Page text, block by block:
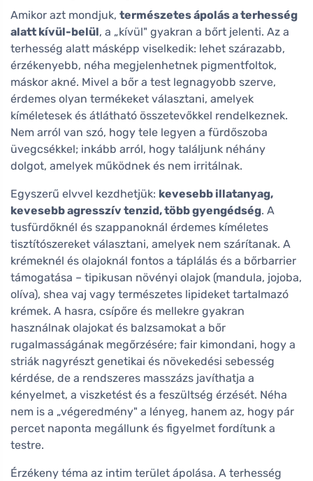
Amikor azt mondjuk, természetes ápolás a terhesség
alatt kívül-belül, a „kívül" gyakran a bőrt jelenti. Az a
terhesség alatt másképp viselkedik: lehet szárazabb,
érzékenyebb, néha megjelenhetnek pigmentfoltok,
máskor akné. Mivel a bőr a test legnagyobb szerve,
érdemes olyan termékeket választani, amelyek
kíméletesek és átlátható összetevőkkel rendelkeznek.
Nem arról van szó, hogy tele legyen a fürdőszoba
üvegcsékkel; inkább arról, hogy találjunk néhány
dolgot, amelyek működnek és nem irritálnak.
Egyszerű elvvel kezdhetjük: kevesebb illatanyag,
kevesebb agresszív tenzid, több gyengédség. A
tusfürdőknél és szappanoknál érdemes kíméletes
tisztítószereket választani, amelyek nem szárítanak. A
krémeknél és olajoknál fontos a táplálás és a bőrbarrier
támogatása – tipikusan növényi olajok (mandula, jojoba,
olíva), shea vaj vagy természetes lipideket tartalmazó
krémek. A hasra, csípőre és mellekre gyakran
használnak olajokat és balzsamokat a bőr
rugalmasságának megőrzésére; fair kimondani, hogy a
striák nagyrészt genetikai és növekedési sebesség
kérdése, de a rendszeres masszázs javíthatja a
kényelmet, a viszketést és a feszültség érzését. Néha
nem is a „végeredmény" a lényeg, hanem az, hogy pár
percet naponta megállunk és figyelmet fordítunk a
testre.
Érzékeny téma az intim terület ápolása. A terhesség